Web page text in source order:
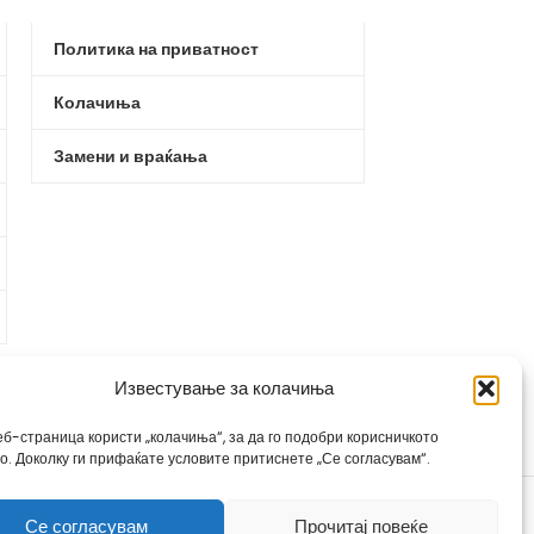
Известување за колачиња
страница користи „колачиња“, за да го подобри корисничкото
Доколку ги прифаќате условите притиснете „Се согласувам“.
Се согласувам Прочитај повеќе
Политика на приватност
Колачиња
Замени и враќања